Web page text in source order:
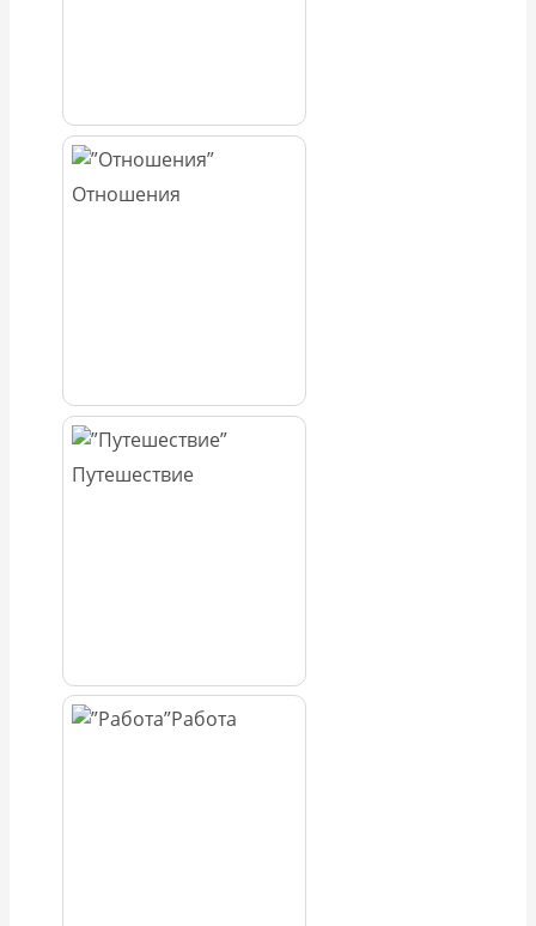
Отношения
Путешествие
Работа